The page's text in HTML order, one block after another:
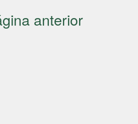
anterior